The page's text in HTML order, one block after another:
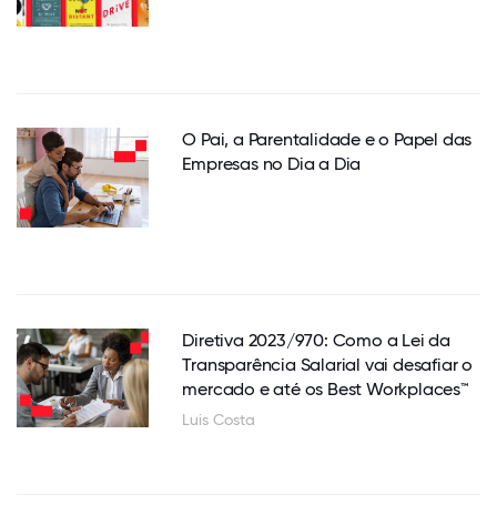
O Pai, a Parentalidade e o Papel das
Empresas no Dia a Dia
Diretiva 2023/970: Como a Lei da
Transparência Salarial vai desafiar o
mercado e até os Best Workplaces™
Luis Costa